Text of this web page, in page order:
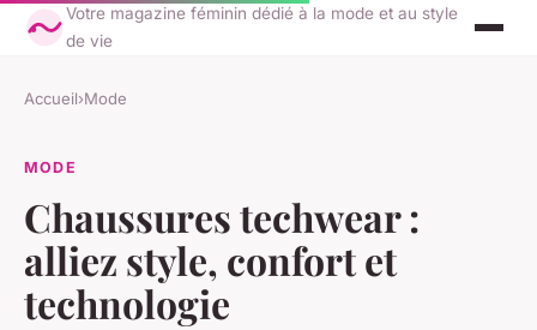
Votre magazine féminin dédié à la mode et au style
de vie
Accueil›Mode
MODE
Chaussures techwear :
alliez style, confort et
technologie